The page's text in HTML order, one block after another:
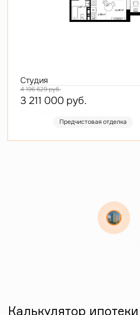
Студия
4 196 629руб.
3 211 000 руб.
Предчистовая отделка
Калькулятор ипотеки